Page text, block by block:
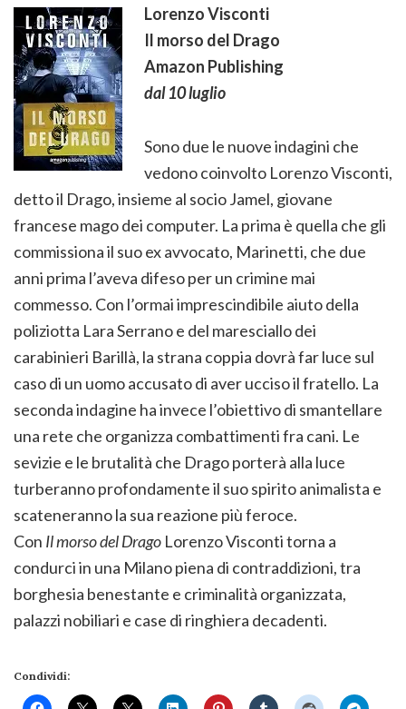
Lorenzo Visconti
Il morso del Drago
Amazon Publishing
dal 10 luglio
Sono due le nuove indagini che
vedono coinvolto Lorenzo Visconti,
detto il Drago, insieme al socio Jamel, giovane
francese mago dei computer. La prima è quella che gli
commissiona il suo ex avvocato, Marinetti, che due
anni prima l’aveva difeso per un crimine mai
commesso. Con l’ormai imprescindibile aiuto della
poliziotta Lara Serrano e del maresciallo dei
carabinieri Barillà, la strana coppia dovrà far luce sul
caso di un uomo accusato di aver ucciso il fratello. La
seconda indagine ha invece l’obiettivo di smantellare
una rete che organizza combattimenti fra cani. Le
sevizie e le brutalità che Drago porterà alla luce
turberanno profondamente il suo spirito animalista e
scateneranno la sua reazione più feroce.
Con Il morso del Drago Lorenzo Visconti torna a
condurci in una Milano piena di contraddizioni, tra
borghesia benestante e criminalità organizzata,
palazzi nobiliari e case di ringhiera decadenti.
Condividi: